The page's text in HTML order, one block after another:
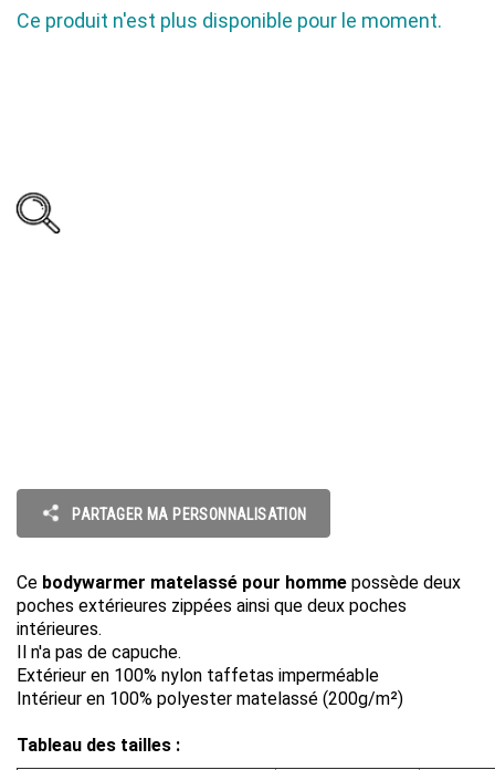
Ce produit n'est plus disponible pour le moment.
PARTAGER MA PERSONNALISATION
Ce bodywarmer matelassé pour homme possède deux
poches extérieures zippées ainsi que deux poches
intérieures.
Il n'a pas de capuche.
Extérieur en 100% nylon taffetas imperméable
Intérieur en 100% polyester matelassé (200g/m²)
Tableau des tailles :